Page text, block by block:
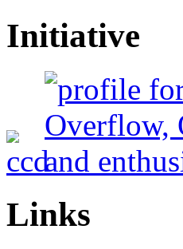
Initiative
Links